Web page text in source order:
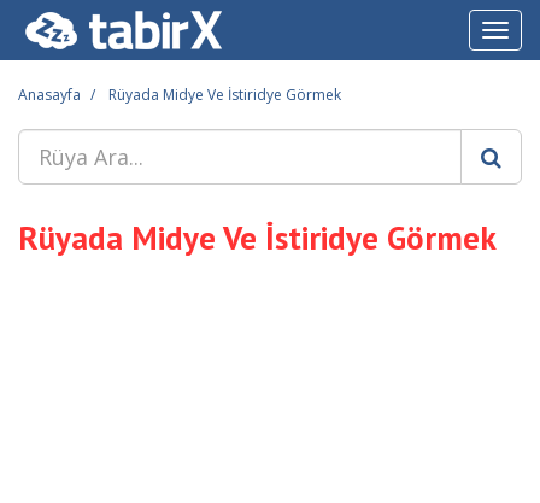
Anasayfa Rüyada Midye Ve İstiridye Görmek
Rüyada Midye Ve İstiridye Görmek